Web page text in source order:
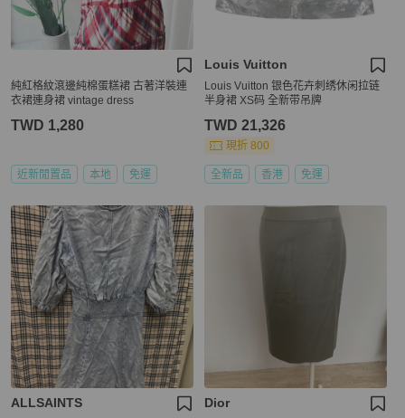
純紅格紋滾邊純棉蛋糕裙 古著洋裝連
衣裙連身裙 vintage dress
TWD 1,280
近新閒置品 本地 免運
Louis Vuitton
Louis Vuitton 银色花卉刺绣休闲拉链
半身裙 XS码 全新带吊牌
TWD 21,326
現折 800
全新品 香港 免運
ALLSAINTS Dior